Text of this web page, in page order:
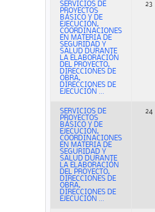
SERVICIOS DE
PROYECTOS
BÁSICO Y DE
EJECUCIÓN,
COORDINACIONES
EN MATERIA DE
SEGURIDAD Y
SALUD DURANTE
LA ELABORACIÓN
DEL PROYECTO,
DIRECCIONES DE
OBRA,
DIRECCIONES DE
EJECUCIÓN ...
23
SERVICIOS DE
PROYECTOS
BÁSICO Y DE
EJECUCIÓN,
COORDINACIONES
EN MATERIA DE
SEGURIDAD Y
SALUD DURANTE
LA ELABORACIÓN
DEL PROYECTO,
DIRECCIONES DE
OBRA,
DIRECCIONES DE
EJECUCIÓN ...
24